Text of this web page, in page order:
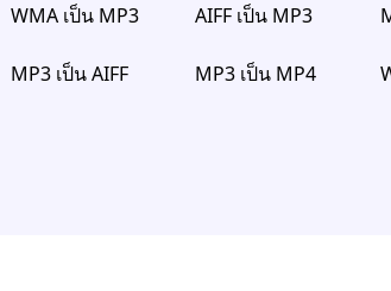
WMA เป็น MP3 AIFF เป็น MP3
MP3 เป็น AIFF MP3 เป็น MP4